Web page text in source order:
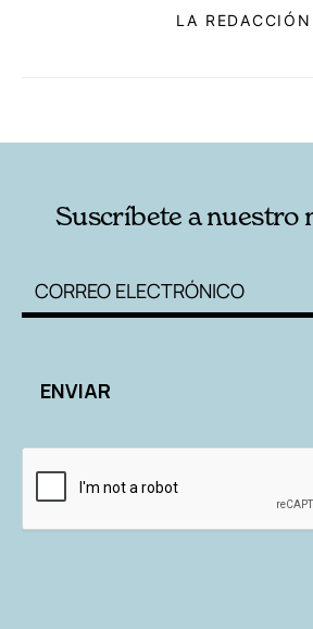
LA REDACCIÓN
Suscríbete a nuestro